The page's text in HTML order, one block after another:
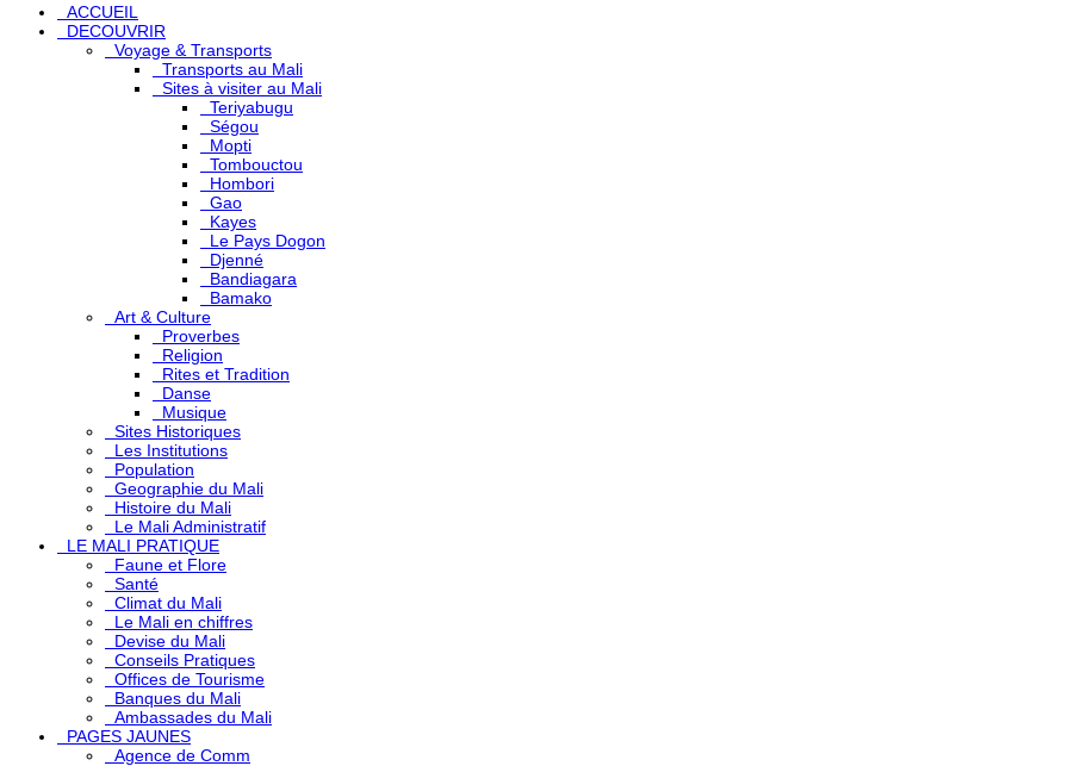
ACCUEIL
DECOUVRIR
Voyage & Transports
Transports au Mali
Sites à visiter au Mali
Teriyabugu
Ségou
Mopti
Tombouctou
Hombori
Gao
Kayes
Le Pays Dogon
Djenné
Bandiagara
Bamako
Art & Culture
Proverbes
Religion
Rites et Tradition
Danse
Musique
Sites Historiques
Les Institutions
Population
Geographie du Mali
Histoire du Mali
Le Mali Administratif
LE MALI PRATIQUE
Faune et Flore
Santé
Climat du Mali
Le Mali en chiffres
Devise du Mali
Conseils Pratiques
Offices de Tourisme
Banques du Mali
Ambassades du Mali
PAGES JAUNES
Agence de Comm